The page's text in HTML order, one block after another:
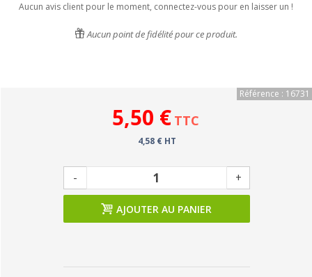
Aucun avis client pour le moment, connectez-vous pour en laisser un !
Aucun point de fidélité pour ce produit.
Référence : 16731
5,50 € TTC
4,58 € HT
- +
AJOUTER AU PANIER